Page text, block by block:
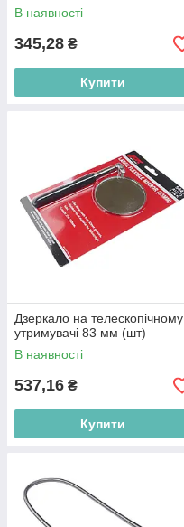
В наявності
345,28 ₴
Купити
Дзеркало на телескопічному
утримувачі 83 мм (шт)
В наявності
537,16 ₴
Купити